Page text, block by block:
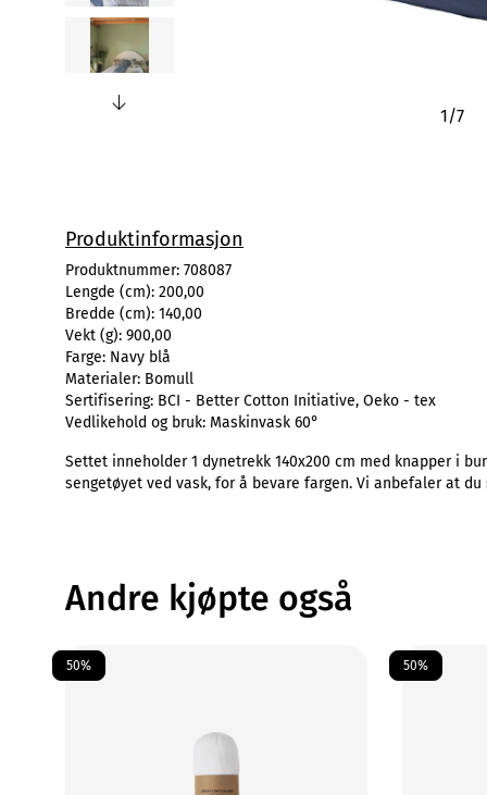
1/7
Produktinformasjon
Produktnummer: 708087
Lengde (cm): 200,00
Bredde (cm): 140,00
Vekt (g): 900,00
Farge: Navy blå
Materialer: Bomull
Sertifisering: BCI - Better Cotton Initiative, Oeko - tex
Vedlikehold og bruk: Maskinvask 60°
Settet inneholder 1 dynetrekk 140x200 cm med knapper i
sengetøyet ved vask, for å bevare fargen. Vi anbefaler at
Andre kjøpte også
50% 50%